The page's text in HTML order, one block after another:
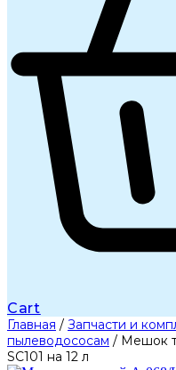
Cart
Главная / Запчасти и
пылеводососам / Мешок
SC101 на 12 л